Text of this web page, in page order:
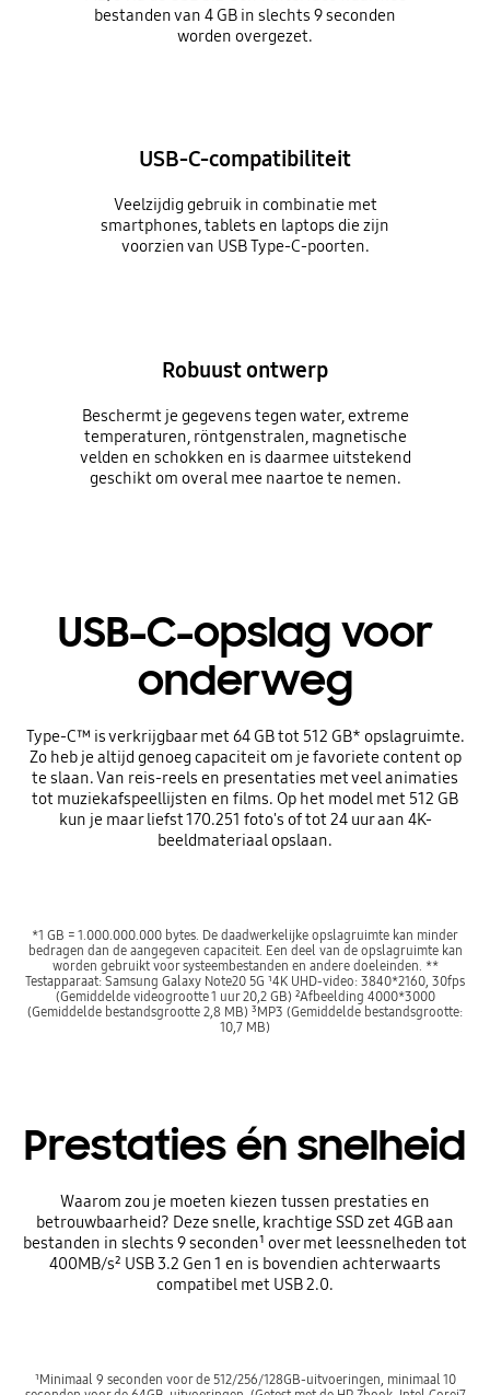
bestanden van 4 GB in slechts 9 seconden
worden overgezet.
USB-C-compatibiliteit
Veelzijdig gebruik in combinatie met
smartphones, tablets en laptops die zijn
voorzien van USB Type-C-poorten.
Robuust ontwerp
Beschermt je gegevens tegen water, extreme
temperaturen, röntgenstralen, magnetische
velden en schokken en is daarmee uitstekend
geschikt om overal mee naartoe te nemen.
USB-C-opslag voor
onderweg
Type-C™ is verkrijgbaar met 64 GB tot 512 GB* opslagruimte.
Zo heb je altijd genoeg capaciteit om je favoriete content op
te slaan. Van reis-reels en presentaties met veel animaties
tot muziekafspeellijsten en films. Op het model met 512 GB
kun je maar liefst 170.251 foto's of tot 24 uur aan 4K-
beeldmateriaal opslaan.
*1 GB = 1.000.000.000 bytes. De daadwerkelijke opslagruimte kan minder
bedragen dan de aangegeven capaciteit. Een deel van de opslagruimte kan
worden gebruikt voor systeembestanden en andere doeleinden. **
Testapparaat: Samsung Galaxy Note20 5G ¹4K UHD-video: 3840*2160, 30fps
(Gemiddelde videogrootte 1 uur 20,2 GB) ²Afbeelding 4000*3000
(Gemiddelde bestandsgrootte 2,8 MB) ³MP3 (Gemiddelde bestandsgrootte:
10,7 MB)
Prestaties én snelheid
Waarom zou je moeten kiezen tussen prestaties en
betrouwbaarheid? Deze snelle, krachtige SSD zet 4GB aan
bestanden in slechts 9 seconden¹ over met leessnelheden tot
400MB/s² USB 3.2 Gen 1 en is bovendien achterwaarts
compatibel met USB 2.0.
¹Minimaal 9 seconden voor de 512/256/128GB-uitvoeringen, minimaal 10